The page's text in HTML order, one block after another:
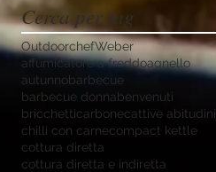
Cerca per tag
OutdoorchefWeber
affumicatore a freddoagnello
autunnobarbecue
barbecue donnabenvenuti
bricchetticarbonecattive abitudini
chilli con carnecompact kettle
cottura diretta
cottura diretta e indiretta